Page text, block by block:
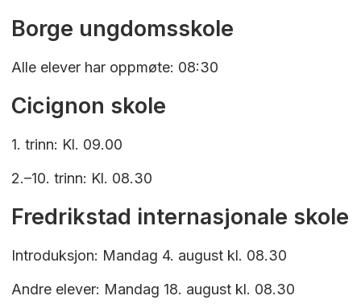
Borge ungdomsskole
Alle elever har oppmøte: 08:30
Cicignon skole
1. trinn: Kl. 09.00
2.–10. trinn: Kl. 08.30
Fredrikstad internasjonale skole
Introduksjon: Mandag 4. august kl. 08.30
Andre elever: Mandag 18. august kl. 08.30